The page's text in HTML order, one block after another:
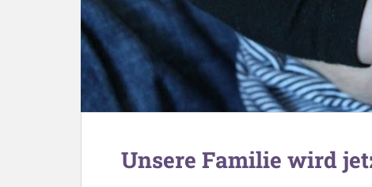
Unsere Familie wird